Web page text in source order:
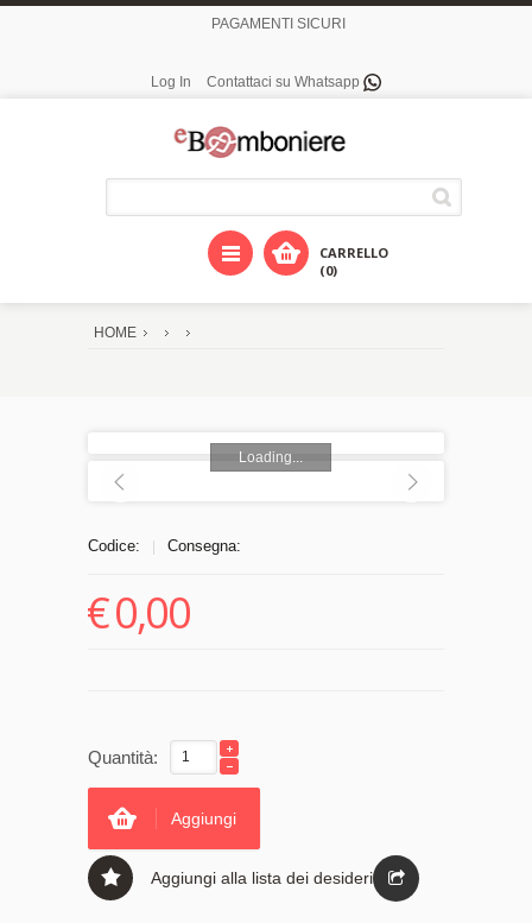
PAGAMENTI SICURI
Log In Contattaci su Whatsapp
CARRELLO
(0)
HOME
Loading...
Codice: Consegna:
€0,00
Quantità:
Aggiungi
Aggiungi alla lista dei desideri